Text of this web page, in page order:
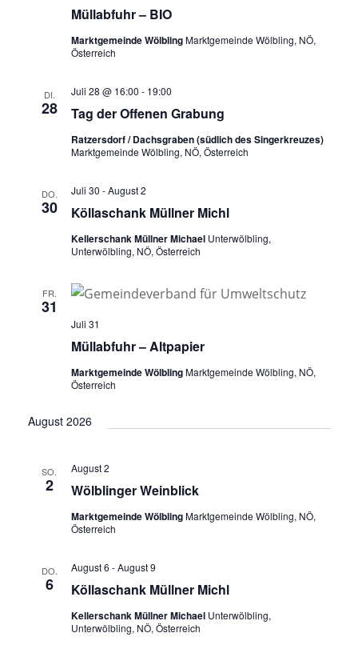
Müllabfuhr – BIO
Marktgemeinde WölblingMarktgemeinde Wölbling, NÖ,
Österreich
DI.
28 Tag der Offenen Grabung
Juli 28 @ 16:00 - 19:00
Ratzersdorf / Dachsgraben (südlich des Singerkreuzes)
Marktgemeinde Wölbling, NÖ, Österreich
DO.
30 Köllaschank Müllner Michl
Juli 30 -August 2
Kellerschank Müllner Michael Unterwölbling,
Unterwölbling, NÖ, Österreich
FR.
31
Müllabfuhr – Altpapier
Juli 31
Marktgemeinde WölblingMarktgemeinde Wölbling, NÖ,
Österreich
August 2026
SO.
2 Wölblinger Weinblick
August 2
Marktgemeinde WölblingMarktgemeinde Wölbling, NÖ,
Österreich
DO.
6 Köllaschank Müllner Michl
August 6 -August 9
Kellerschank Müllner Michael Unterwölbling,
Unterwölbling, NÖ, Österreich